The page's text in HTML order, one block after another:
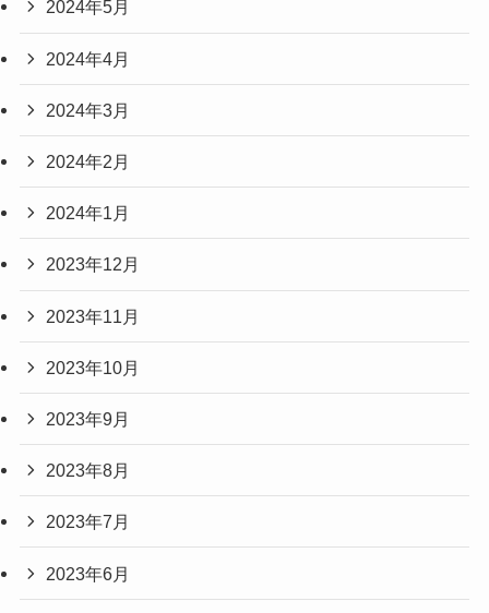
2024年5月
2024年4月
2024年3月
2024年2月
2024年1月
2023年12月
2023年11月
2023年10月
2023年9月
2023年8月
2023年7月
2023年6月